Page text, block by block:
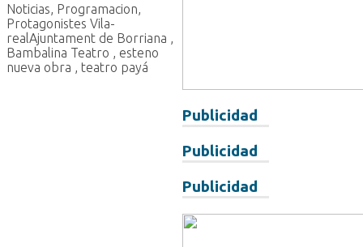
Publicidad
Publicidad
Publicidad
Noticias Programacion
Protagonistes Vila-
real Ajuntament de Borriana
Bambalina Teatro
esteno
nueva obra
teatro payá